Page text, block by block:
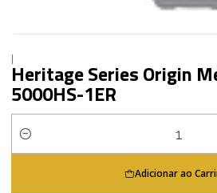
|
Heritage Series Origin
5000HS-1ER
Quantidade
Adicionar ao